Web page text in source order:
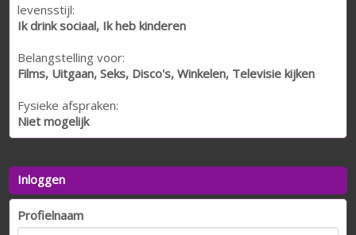
levensstijl:
Ik drink sociaal, Ik heb kinderen
Belangstelling voor:
Films, Uitgaan, Seks, Disco's, Winkelen, Televisie kijken
Fysieke afspraken:
Niet mogelijk
Inloggen
Profielnaam